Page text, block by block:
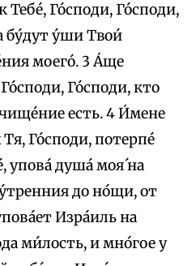
Тебе́, Го́споди, Го́споди,
бу́дут у́ши Твои́
моего́. 3 А́ще
Го́споди, кто
есть. 4 И́мене
Го́споди, потерпе́
упова́ душа́ моя́ на
до но́щи, от
Изра́иль на
ми́лость, и мно́гое у